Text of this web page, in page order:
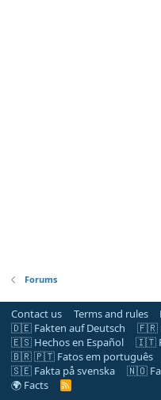
Forums
Contact us Terms and rules
🇩🇪 Fakten auf Deutsch
🇫🇷
🇪🇸 Hechos en Español
🇮🇹
🇧🇷 🇵🇹 Fatos em português
🇸🇪 Fakta på svenska
🇳🇴
🌍 Facts
R